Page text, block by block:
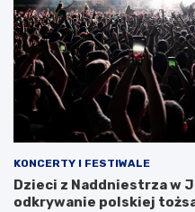
KONCERTY I FESTIWALE
Dzieci z Naddniestrza w
odkrywanie polskiej